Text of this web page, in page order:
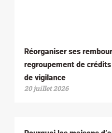
Réorganiser ses
regroupement de
de vigilance
20 juillet 2026